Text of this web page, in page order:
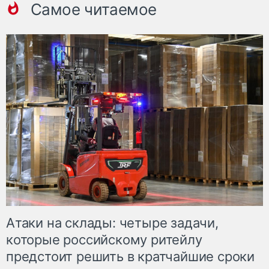
Самое читаемое
Атаки на склады: четыре задачи,
которые российскому ритейлу
предстоит решить в кратчайшие сроки